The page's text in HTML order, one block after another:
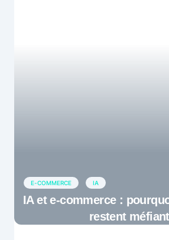
E-COMMERCE IA
IA et e-commerce :
restent